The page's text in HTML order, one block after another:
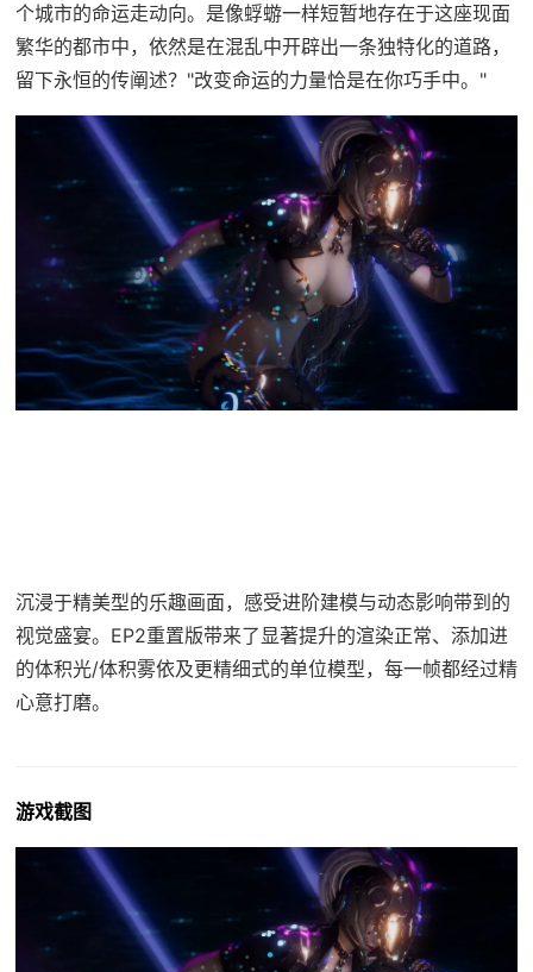
个城市的命运走动向。是像蜉蝣一样短暂地存在于这座现面
繁华的都市中，依然是在混乱中开辟出一条独特化的道路，
留下永恒的传阐述？"改变命运的力量恰是在你巧手中。"
沉浸于精美型的乐趣画面，感受进阶建模与动态影响带到的
视觉盛宴。EP2重置版带来了显著提升的渲染正常、添加进
的体积光/体积雾依及更精细式的单位模型，每一帧都经过精
心意打磨。
游戏截图